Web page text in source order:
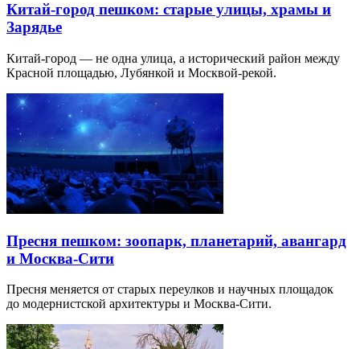
Китай-город пешком: старые улицы, храмы и
Зарядье
Китай-город — не одна улица, а исторический район между
Красной площадью, Лубянкой и Москвой-рекой.
Пресня пешком: зоопарк, планетарий, авангард
и Москва-Сити
Пресня меняется от старых переулков и научных площадок
до модернистской архитектуры и Москва-Сити.